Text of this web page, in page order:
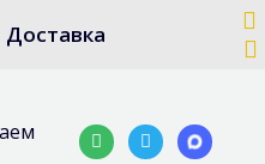
Доставка
WhatsappTelegram-
plane